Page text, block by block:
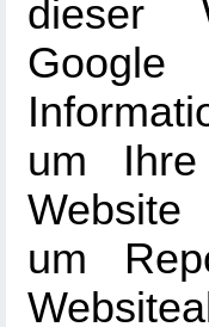
dieser
um
um